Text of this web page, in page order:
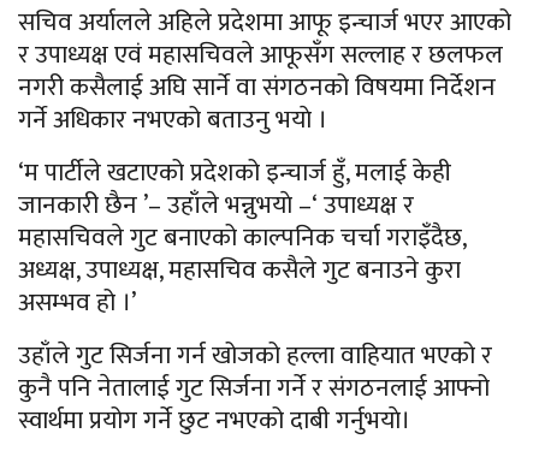
सचिव अर्यालले अहिले प्रदेशमा आफू इन्चार्ज भएर आएको
र उपाध्यक्ष एवं महासचिवले आफूसँग सल्लाह र छलफल
नगरी कसैलाई अघि सार्ने वा संगठनको विषयमा निर्देशन
गर्ने अधिकार नभएको बताउनु भयाे ।
‘म पार्टीले खटाएको प्रदेशको इन्चार्ज हुँ, मलाई केही
जानकारी छैन ’– उहाँले भन्नुभयाे –‘ उपाध्यक्ष र
महासचिवले गुट बनाएको काल्पनिक चर्चा गराइँदैछ,
अध्यक्ष, उपाध्यक्ष, महासचिव कसैले गुट बनाउने कुरा
असम्भव हो ।’
उहाँले गुट सिर्जना गर्न खोजको हल्ला वाहियात भएको र
कुनै पनि नेतालाई गुट सिर्जना गर्ने र संगठनलाई आफ्नो
स्वार्थमा प्रयोग गर्ने छुट नभएको दाबी गर्नुभयाे।